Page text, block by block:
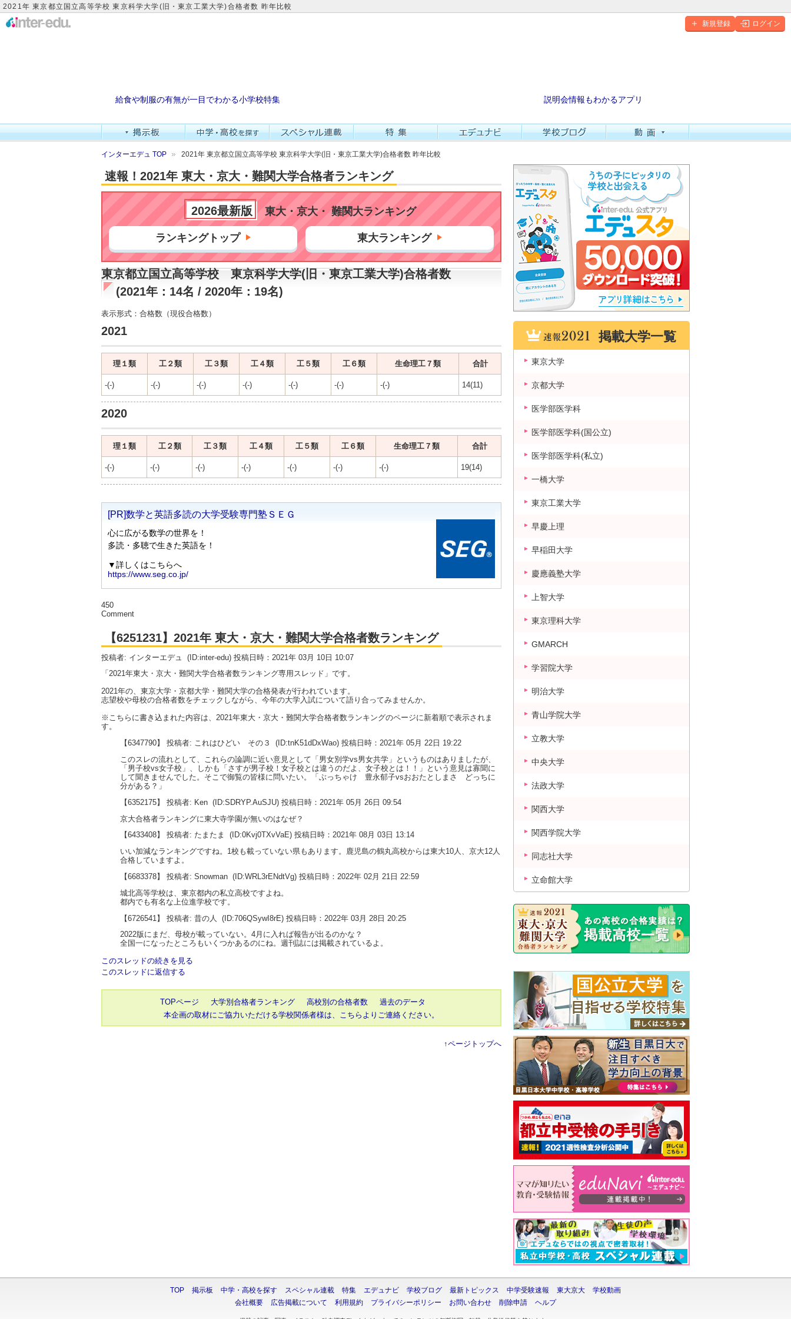
2021年 東京都立国立高等学校 東京科学大学(旧・東京工業大学)合格者数 昨年比較
新規登録 ログイン
給食や制服の有無が一目でわかる小学校特集 説明会情報もわかるアプリ
インターエデュ TOP 2021年 東京都立国立高等学校 東京科学大学(旧・東京工業大学)合格者数 昨年比較
速報！2021年 東大・京大・難関大学合格者ランキング
2026最新版 東大・京大・ 難関大ランキング
ランキングトップ 東大ランキング
東京都立国立高等学校 東京科学大学(旧・東京工業大学)合格者数
(2021年：14名 / 2020年：19名)
表示形式：合格数（現役合格数）
2021
理１類 工２類 工３類 工４類 工５類 工６類 生命理工７類 合計
-(-) -(-) -(-) -(-) -(-) -(-) -(-) 14(11)
2020
理１類 工２類 工３類 工４類 工５類 工６類 生命理工７類 合計
-(-) -(-) -(-) -(-) -(-) -(-) -(-) 19(14)
450
Comment
【6251231】2021年 東大・京大・難関大学合格者数ランキング
投稿者: インターエデュ
(ID:inter-edu) 投稿日時：2021年 03月 10日 10:07
「2021年東大・京大・難関大学合格者数ランキング専用スレッド」です。
2021年の、東京大学・京都大学・難関大学の合格発表が行われています。
志望校や母校の合格者数をチェックしながら、今年の大学入試について語り合ってみませんか。
※こちらに書き込まれた内容は、2021年東大・京大・難関大学合格者数ランキングのページに新着順で表示されま
す。
【6347790】 投稿者: これはひどい その３
(ID:tnK51dDxWao) 投稿日時：2021年 05月 22日 19:22
このスレの流れとして、これらの論調に近い意見として「男女別学vs男女共学」というものはありましたが、
「男子校vs女子校」、しかも「さすが男子校！女子校とは違うのだよ、女子校とは！！」という意見は寡聞に
して聞きませんでした。そこで御覧の皆様に問いたい。「ぶっちゃけ 豊永郁子vsおおたとしまさ どっちに
分がある？」
【6352175】 投稿者: Ken (ID:SDRYP.AuSJU) 投稿日時：2021年 05月 26日 09:54
京大合格者ランキングに東大寺学園が無いのはなぜ？
【6433408】 投稿者: たまたま
(ID:0Kvj0TXvVaE) 投稿日時：2021年 08月 03日 13:14
いい加減なランキングですね。1校も載っていない県もあります。鹿児島の鶴丸高校からは東大10人、京大12人
合格していますよ。
【6683378】 投稿者: Snowman (ID:WRL3rENdtVg) 投稿日時：2022年 02月 21日 22:59
城北高等学校は、東京都内の私立高校ですよね。
都内でも有名な上位進学校です。
【6726541】 投稿者: 昔の人
(ID:706QSywI8rE) 投稿日時：2022年 03月 28日 20:25
2022版にまだ、母校が載っていない。4月に入れば報告が出るのかな？
全国一になったところもいくつかあるのにね。週刊誌には掲載されているよ。
このスレッドの続きを見る
このスレッドに返信する
TOPページ 大学別合格者ランキング 高校別の合格者数
過去のデータ
本企画の取材にご協力いただける学校関係者様は、こちらよりご連絡ください。
↑ページトップへ
掲載大学一覧
東京大学
京都大学
医学部医学科
医学部医学科(国公立)
医学部医学科(私立)
一橋大学
東京工業大学
早慶上理
早稲田大学
慶應義塾大学
上智大学
東京理科大学
GMARCH
学習院大学
明治大学
青山学院大学
立教大学
中央大学
法政大学
関西大学
関西学院大学
同志社大学
立命館大学
TOP 掲示板 中学・高校を探す スペシャル連載 特集 エデュナビ 学校ブログ 最新トピックス 中学受験速報 東大京大
学校動画
会社概要
広告掲載について 利用規約 プライバシーポリシー お問い合わせ 削除申請 ヘルプ